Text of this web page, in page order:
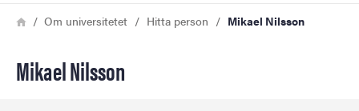
Länkstig
HemOm universitetet Hitta person Mikael Nilsson
Mikael Nilsson